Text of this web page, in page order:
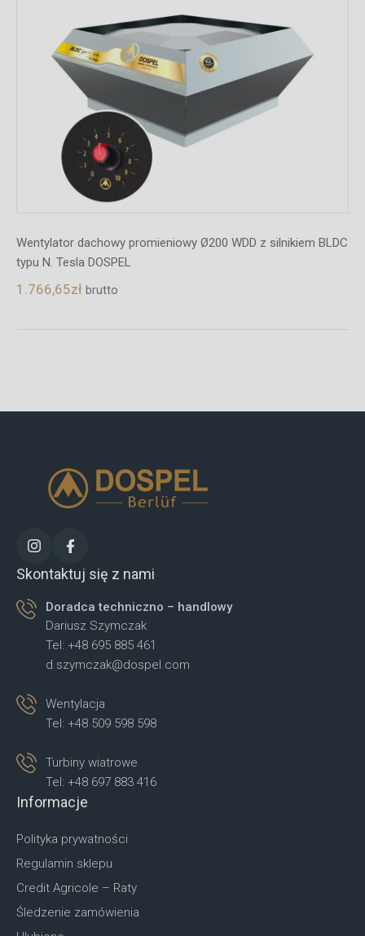
promieniowy Ø200 WDD z silnikiem BLDC
Wentylator dachowy
Skontaktuj się z nami
Doradca techniczno – handlowy
Dariusz Szymczak
Tel: +48 695 885 461
d.szymczak@dospel.com
Wentylacja
Tel: +48 509 598 598
Turbiny wiatrowe
Tel: +48 697 883 416
Informacje
Polityka prywatności
Regulamin sklepu
Credit Agricole – Raty
Śledzenie zamówienia